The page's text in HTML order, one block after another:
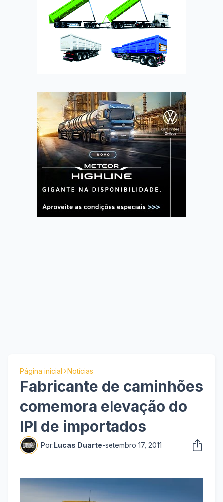
Página inicial Notícias
Fabricante de caminhões
comemora elevação do
IPI de importados
Por:Lucas Duarte-setembro 17, 2011